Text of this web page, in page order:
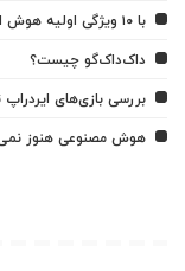
با ۱۰ ویژگی اولیه هوش اپل (Apple Intelligence) آشنا شوید
داک‌داک‌گو چیست؟
بررسی بازی‌های ایردراپ
هوش مصنوعی هنوز